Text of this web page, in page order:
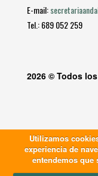
E-mail:
Tel.: 689 052 259
2026 © Todos
Utilizamos
experiencia de
entendemos que